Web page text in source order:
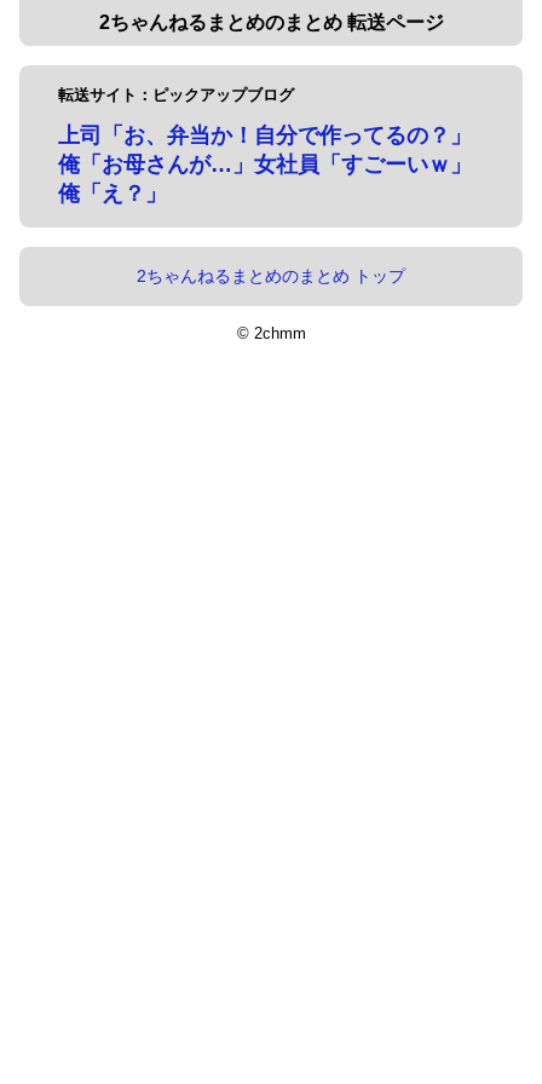
2ちゃんねるまとめのまとめ 転送ページ
転送サイト：ピックアップブログ
上司「お、弁当か！自分で作ってるの？」
俺「お母さんが…」女社員「すごーいｗ」
俺「え？」
2ちゃんねるまとめのまとめ トップ
© 2chmm